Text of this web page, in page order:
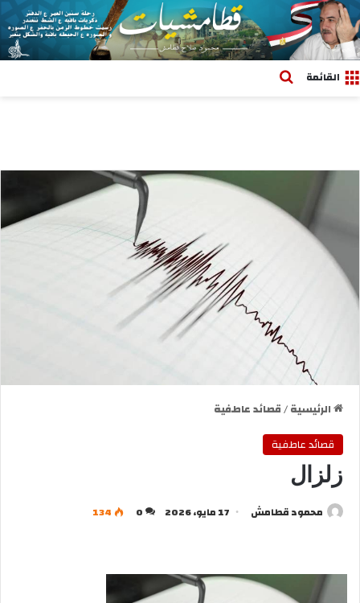
القائمة
الرئيسية/قصائد عاطفية
قصائد عاطفية
زلزال
محمود قطامش 17 مايو، 2026 0
134